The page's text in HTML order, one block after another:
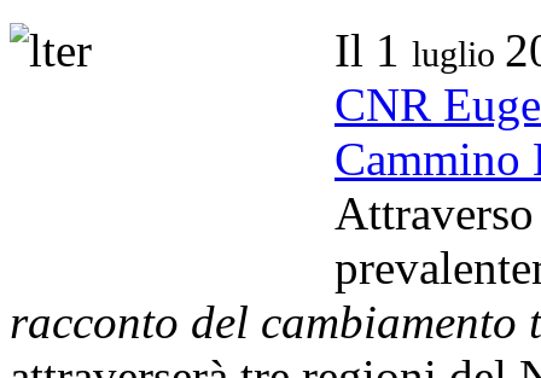
Il 1 luglio
CNR
Cammino
racconto del cambiamento